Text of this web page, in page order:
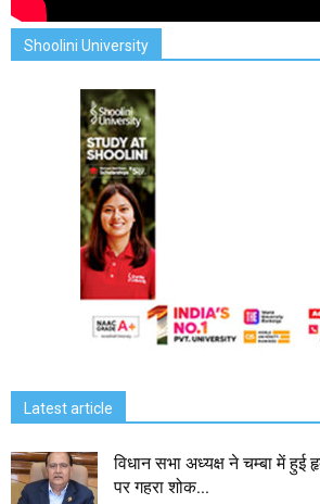
Shoolini University
Latest article
विधान सभा अध्यक्ष ने चम्बा में हुई
पर गहरा शोक...